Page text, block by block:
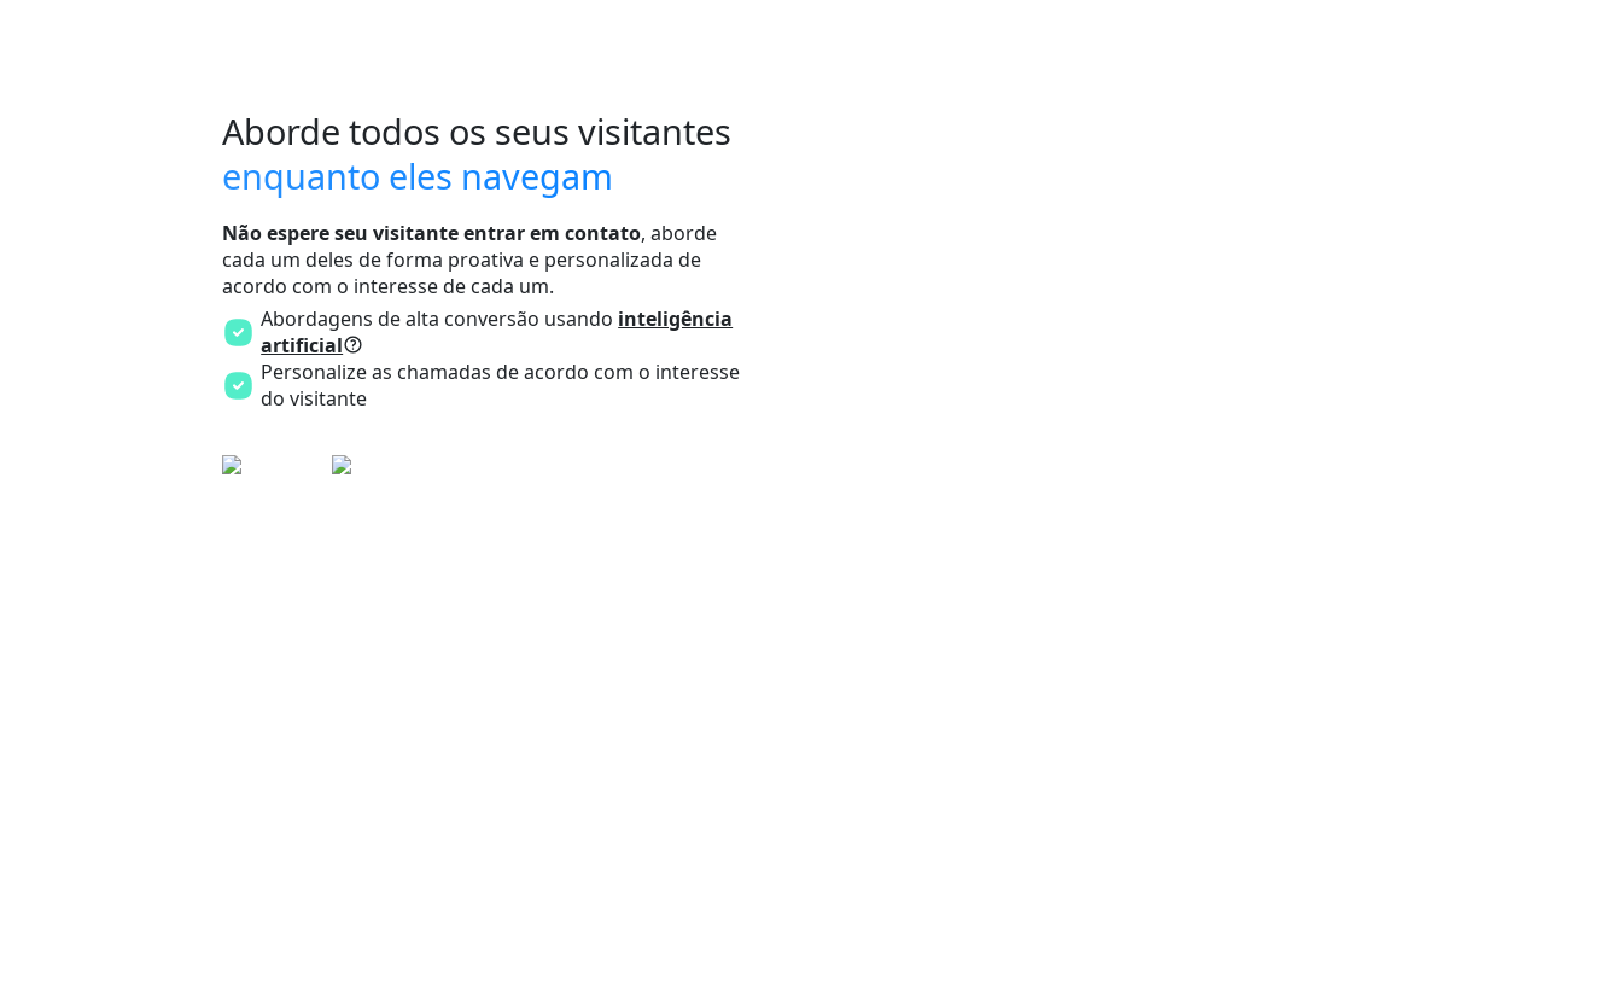
Aborde todos os seus visitantes
enquanto eles navegam
Não espere seu visitante entrar em contato, aborde
cada um deles de forma proativa e personalizada de
acordo com o interesse de cada um.
Abordagens de alta conversão usando inteligência
artificial
Personalize as chamadas de acordo com o interesse
do visitante